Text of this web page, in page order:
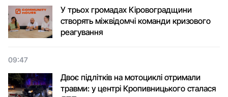
У трьох громадах Кіровоградщини
створять міжвідомчі команди кризового
реагування
09:47
Двоє підлітків на мотоциклі отримали
травми: у центрі Кропивницького сталася